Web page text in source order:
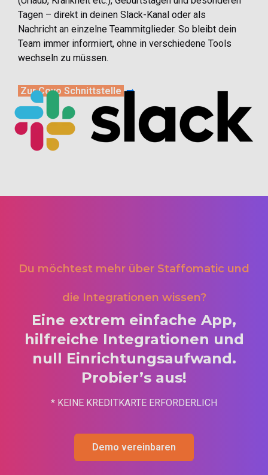
Tagen – direkt in deinen Slack-Kanal oder als
Nachricht an einzelne Teammitglieder. So bleibt dein
Team immer informiert, ohne in verschiedene Tools
wechseln zu müssen.
Zur Coyo Schnittstelle ➡️
Du möchtest mehr über Staffomatic und
die Integrationen wissen?
Eine extrem einfache App,
hilfreiche Integrationen und
null Einrichtungsaufwand.
Probier’s aus!
* KEINE KREDITKARTE ERFORDERLICH
Demo vereinbaren